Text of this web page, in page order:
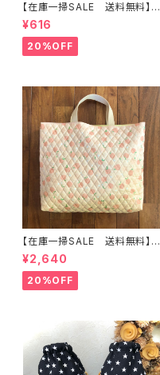
【在庫一掃SALE 送料無料】も
こもこ水筒肩ひもカバー【はたら
く】 ★KS.10111314151617181
9 車 男の子 飛行機 くる
ま ｜通園通学用のかわいい巾
¥616
20%OFF
【在庫一掃SALE 送料無料】通
園バッグ☆32×43マチ6cm☆
【ピーチ柄】★TB.39 幼稚園バ
ッグ トートバッグ キルティン
グ レッスンバッグ 桃 女の
¥2,640
20%OFF